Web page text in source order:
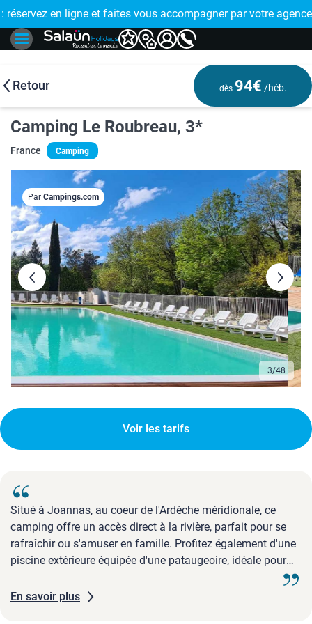
!
: réservez en ligne et faites vous accompagner par votre
🤩
Retour dès 94€ /héb.
Camping Le Roubreau, 3*
France Camping
3/48
Par Campings.com
Voir les tarifs
Situé à Joannas, au coeur de l'Ardèche méridionale, ce
camping offre un accès direct à la rivière, parfait pour se
rafraîchir ou s'amuser en famille. Profitez également d'une
piscine extérieure équipée d'une pataugeoire, idéale pour
aquatique. Sur place, une multitude d'activités attendent
En savoir plus